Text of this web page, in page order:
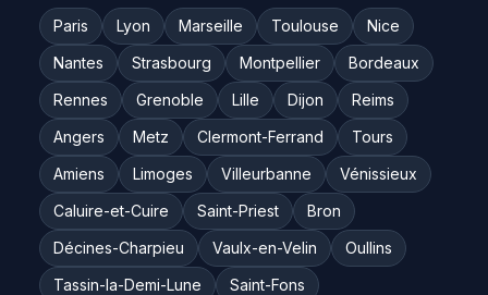
Paris Lyon Marseille Toulouse
Nice
Nantes
Strasbourg Montpellier
Bordeaux
Rennes
Grenoble Lille Dijon
Reims
Angers
Metz Clermont-Ferrand
Tours
Amiens
Limoges Villeurbanne
Vénissieux
Caluire-et-Cuire
Saint-Priest
Bron
Décines-Charpieu
Vaulx-en-Velin
Oullins
Tassin-la-Demi-Lune
Saint-Fons